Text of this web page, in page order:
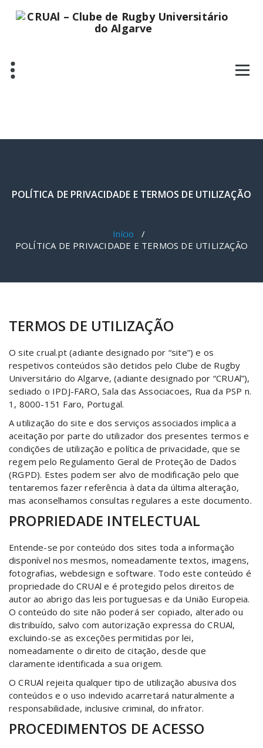
para
POLÍTICA DE PRIVACIDADE E TERMOS DE UTILIZAÇÃO
Início /
POLÍTICA DE PRIVACIDADE E TERMOS DE UTILIZAÇÃO
TERMOS DE UTILIZAÇÃO
O site crual.pt (adiante designado por “site”) e os
respetivos conteúdos são detidos pelo Clube de Rugby
Universitário do Algarve, (adiante designado por “CRUAl”),
sediado o IPDJ-FARO, Sala das Associacoes, Rua da PSP n.
1, 8000-151 Faro, Portugal.
A utilização do site e dos serviços associados implica a
aceitação por parte do utilizador dos presentes termos e
condições de utilização e política de privacidade, que se
regem pelo Regulamento Geral de Proteção de Dados
(RGPD). Estes podem ser alvo de modificação pelo que
tentaremos fazer referência à data da última alteração,
mas aconselhamos consultas regulares a este documento.
PROPRIEDADE INTELECTUAL
Entende-se por conteúdo dos sites toda a informação
disponível nos mesmos, nomeadamente textos, imagens,
fotografias, webdesign e software. Todo este conteúdo é
propriedade do CRUAl e é protegido pelos direitos de
autor ao abrigo das leis portuguesas e da União Europeia.
O conteúdo do site não poderá ser copiado, alterado ou
distribuído, salvo com autorização expressa do CRUAl,
excluindo-se as exceções permitidas por lei,
nomeadamente o direito de citação, desde que
claramente identificada a sua origem.
O CRUAl rejeita qualquer tipo de utilização abusiva dos
conteúdos e o uso indevido acarretará naturalmente a
responsabilidade, inclusive criminal, do infrator.
PROCEDIMENTOS DE ACESSO